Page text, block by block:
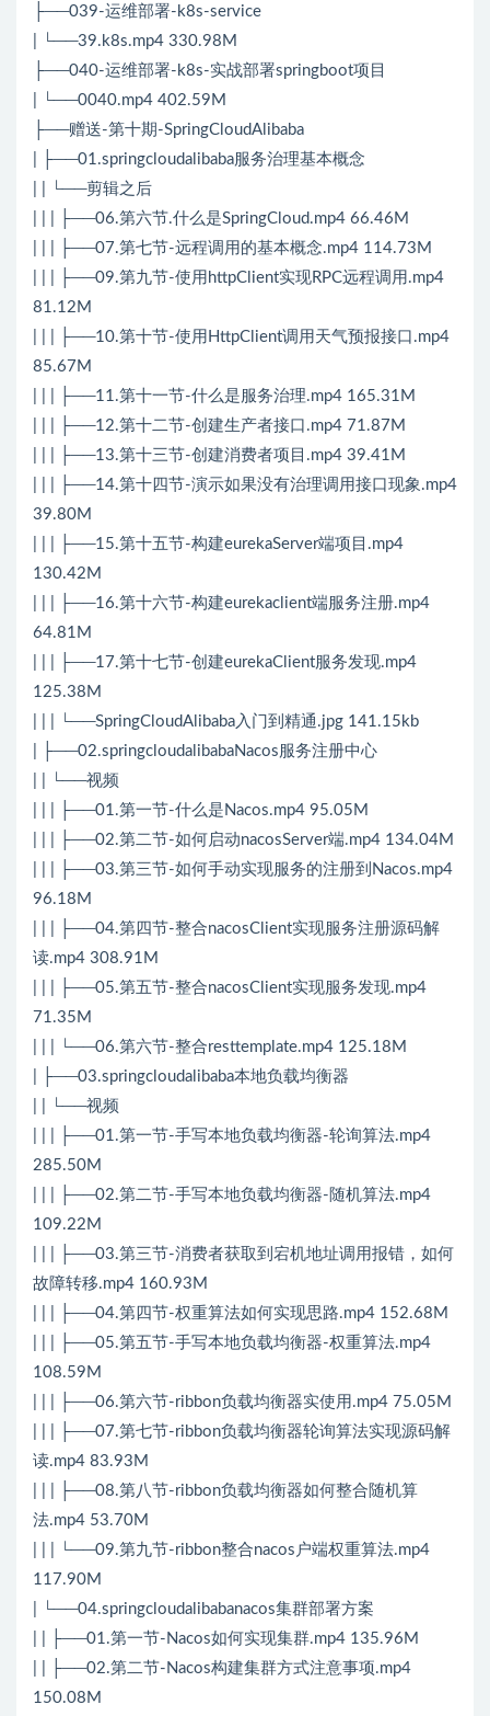
├──039-运维部署-k8s-service
| └──39.k8s.mp4 330.98M
├──040-运维部署-k8s-实战部署springboot项目
| └──0040.mp4 402.59M
├──赠送-第十期-SpringCloudAlibaba
| ├──01.springcloudalibaba服务治理基本概念
| | └──剪辑之后
| | | ├──06.第六节.什么是SpringCloud.mp4 66.46M
| | | ├──07.第七节-远程调用的基本概念.mp4 114.73M
| | | ├──09.第九节-使用httpClient实现RPC远程调用.mp4
81.12M
| | | ├──10.第十节-使用HttpClient调用天气预报接口.mp4
85.67M
| | | ├──11.第十一节-什么是服务治理.mp4 165.31M
| | | ├──12.第十二节-创建生产者接口.mp4 71.87M
| | | ├──13.第十三节-创建消费者项目.mp4 39.41M
| | | ├──14.第十四节-演示如果没有治理调用接口现象.mp4
39.80M
| | | ├──15.第十五节-构建eurekaServer端项目.mp4
130.42M
| | | ├──16.第十六节-构建eurekaclient端服务注册.mp4
64.81M
| | | ├──17.第十七节-创建eurekaClient服务发现.mp4
125.38M
| | | └──SpringCloudAlibaba入门到精通.jpg 141.15kb
| ├──02.springcloudalibabaNacos服务注册中心
| | └──视频
| | | ├──01.第一节-什么是Nacos.mp4 95.05M
| | | ├──02.第二节-如何启动nacosServer端.mp4 134.04M
| | | ├──03.第三节-如何手动实现服务的注册到Nacos.mp4
96.18M
| | | ├──04.第四节-整合nacosClient实现服务注册源码解
读.mp4 308.91M
| | | ├──05.第五节-整合nacosClient实现服务发现.mp4
71.35M
| | | └──06.第六节-整合resttemplate.mp4 125.18M
| ├──03.springcloudalibaba本地负载均衡器
| | └──视频
| | | ├──01.第一节-手写本地负载均衡器-轮询算法.mp4
285.50M
| | | ├──02.第二节-手写本地负载均衡器-随机算法.mp4
109.22M
| | | ├──03.第三节-消费者获取到宕机地址调用报错，如何
故障转移.mp4 160.93M
| | | ├──04.第四节-权重算法如何实现思路.mp4 152.68M
| | | ├──05.第五节-手写本地负载均衡器-权重算法.mp4
108.59M
| | | ├──06.第六节-ribbon负载均衡器实使用.mp4 75.05M
| | | ├──07.第七节-ribbon负载均衡器轮询算法实现源码解
读.mp4 83.93M
| | | ├──08.第八节-ribbon负载均衡器如何整合随机算
法.mp4 53.70M
| | | └──09.第九节-ribbon整合nacos户端权重算法.mp4
117.90M
| └──04.springcloudalibabanacos集群部署方案
| | ├──01.第一节-Nacos如何实现集群.mp4 135.96M
| | ├──02.第二节-Nacos构建集群方式注意事项.mp4
150.08M